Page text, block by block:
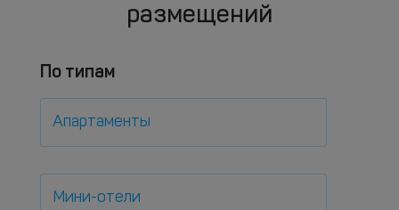
размещений
По типам
Апартаменты
Мини-отели